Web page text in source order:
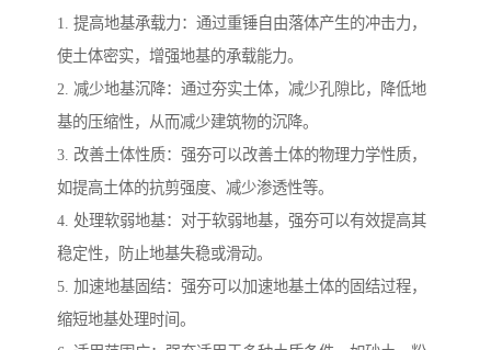
1. 提高地基承载力：通过重锤自由落体产生的冲击力，
使土体密实，增强地基的承载能力。
2. 减少地基沉降：通过夯实土体，减少孔隙比，降低地
基的压缩性，从而减少建筑物的沉降。
3. 改善土体性质：强夯可以改善土体的物理力学性质，
如提高土体的抗剪强度、减少渗透性等。
4. 处理软弱地基：对于软弱地基，强夯可以有效提高其
稳定性，防止地基失稳或滑动。
5. 加速地基固结：强夯可以加速地基土体的固结过程，
缩短地基处理时间。